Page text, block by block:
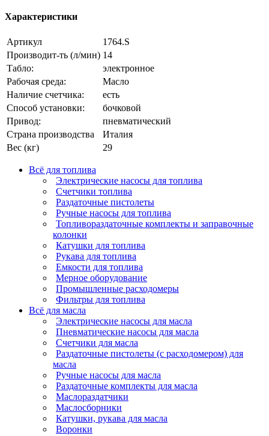
Характеристики
Артикул
1764.S
Производит-ть (л/мин) 14
Табло:
электронное
Рабочая среда:
Масло
Наличие счетчика:
есть
Способ установки:
бочковой
Привод:
пневматический
Страна производства
Италия
Вес (кг)
29
Всё для топлива
Электрические насосы для топлива
Счетчики топлива
Раздаточные пистолеты
Ручные насосы для топлива
Топливораздаточные комплекты и заправочные
колонки
Катушки для топлива
Рукава для топлива
Емкости для топлива
Мерное оборудование
Промышленные расходомеры
Фильтры для топлива
Всё для масла
Электрические насосы для масла
Пневматические насосы для масла
Счетчики для масла
Раздаточные пистолеты (с расходомером) для
масла
Ручные насосы для масла
Раздаточные комплекты для масла
Маслораздатчики
Маслосборники
Катушки, рукава для масла
Воронки